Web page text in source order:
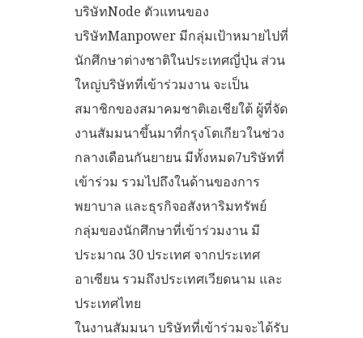
บริษัทNode ตัวแทนของ
บริษัทManpower มีกลุ่มเป้าหมายไปที่
นักศึกษาต่างชาติในประเทศญี่ปุ่น ส่วน
ใหญ่บริษัทที่เข้าร่วมงาน จะเป็น
สมาชิกของสมาคมชาติเอเชียใต้ ผู้ที่จัด
งานสัมมนาขึ้นมาที่กรุงโตเกียวในช่วง
กลางเดือนกันยายน มีทั้งหมด7บริษัทที่
เข้าร่วม รวมไปถึงในด้านของการ
พยาบาล และธุรกิจอสังหาริมทรัพย์
กลุ่มของนักศึกษาที่เข้าร่วมงาน มี
ประมาณ 30 ประเทศ จากประเทศ
อาเซียน รวมถึงประเทศเวียดนาม และ
ประเทศไทย
ในงานสัมมนา บริษัทที่เข้าร่วมจะได้รับ